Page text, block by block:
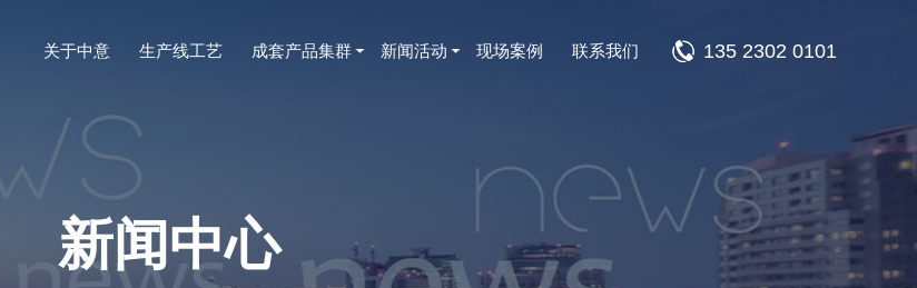
关于中意 生产线工艺 成套产品集群 新闻活动 现场案例 联系我们 135 2302 0101
新闻中心